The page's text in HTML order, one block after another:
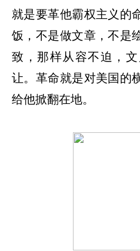
就是要革他霸权主义的
饭，不是做文章，不是
致，那样从容不迫，
让。革命就是对美国的
给他掀翻在地。